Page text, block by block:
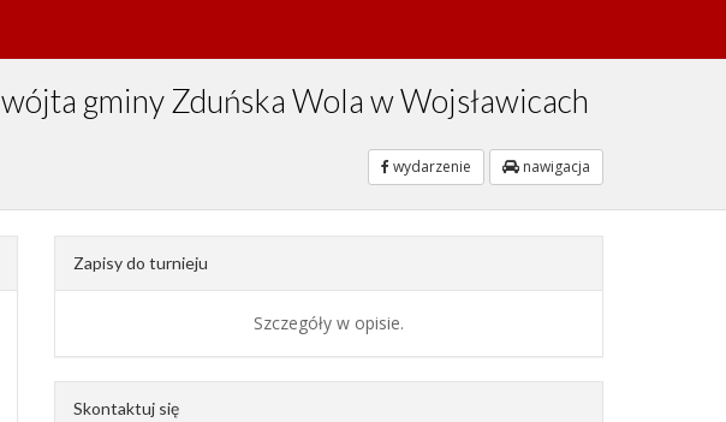
gminy Zduńska Wola w Wojsławicach
wydarzenie nawigacja
Zapisy do turnieju
Szczegóły w opisie.
Skontaktuj się